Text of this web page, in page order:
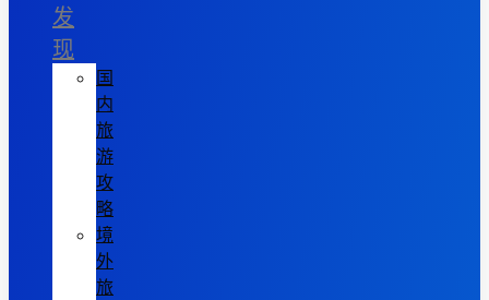
发
现
国
内
旅
游
攻
略
境
外
旅